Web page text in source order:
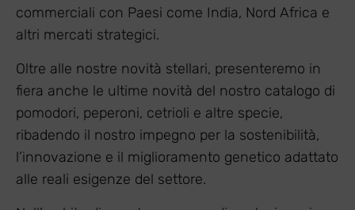
commerciali con Paesi come India, Nord Africa e
altri mercati strategici.
Oltre alle nostre novità stellari, presenteremo in
fiera anche le ultime novità del nostro catalogo di
pomodori, peperoni, cetrioli e altre specie,
ribadendo il nostro impegno per la sostenibilità,
l’innovazione e il miglioramento genetico adattato
alle reali esigenze del settore.